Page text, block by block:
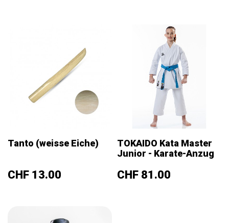
Tanto (weisse Eiche)
Preis
CHF 13.00
TOKAIDO Kata Master
Junior - Karate-Anzug
Preis
CHF 81.00